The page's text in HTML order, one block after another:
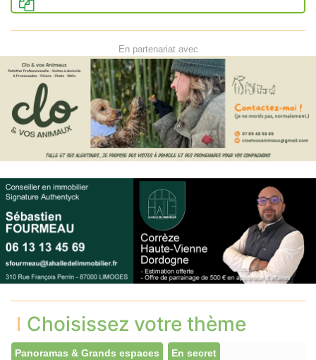
En partenariat avec
Choisissez votre thème
Panoramas & Grands espaces En secret